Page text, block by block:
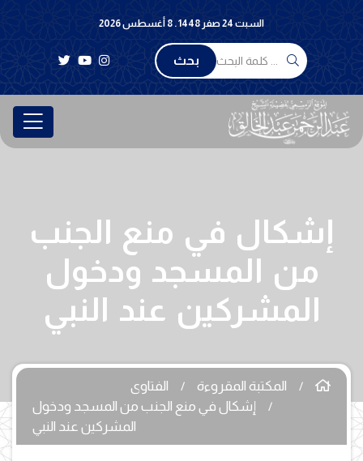
السبت 24 صفر 1448 . 8 أغسطس 2026
بحث
إشكال في منع الجنب
من المسجد ودخول
المشركين عند النبي
المكتبة المقروءة
الفتاوى
إشكال في منع الجنب من المسجد ودخول
المشركين عند النبي